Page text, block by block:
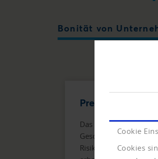
Cookie
Cookies
Bonität von
Das Rundumpaket für
Risiko. Neben der